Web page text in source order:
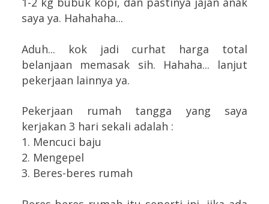
saya ya. Hahahaha...
Aduh... kok jadi curhat harga total
belanjaan memasak sih. Hahaha... lanjut
pekerjaan lainnya ya.
Pekerjaan rumah tangga yang saya
kerjakan 3 hari sekali adalah :
1. Mencuci baju
2. Mengepel
3. Beres-beres rumah